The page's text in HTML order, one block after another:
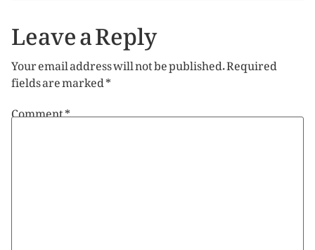
Leave a Reply
Your email address will not be published.Required
fields are marked*
Comment*